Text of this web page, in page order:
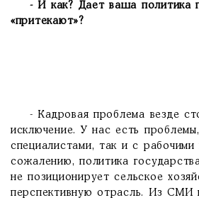
- И как? Дает ваша политика
«притекают»?
- Кадровая проблема везде
исключение. У нас есть
специалистами, так и с
сожалению, политика
не позиционирует сельское
перспективную отрасль. Из СМИ